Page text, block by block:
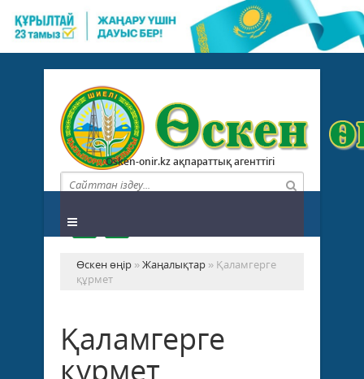
Osken-onir.kz ақпараттық агенттігі
Өскен өңір »Жаңалықтар » Қаламгерге
құрмет
Қаламгерге
құрмет